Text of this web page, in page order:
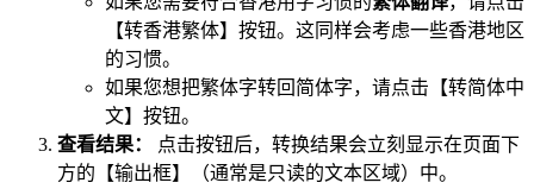
【转香港繁体】按钮。这同样会考虑一些香港地区
的习惯。
如果您想把繁体字转回简体字，请点击【转简体中
文】按钮。
查看结果：
点击按钮后，转换结果会立刻显示在页面下
方的【输出框】（通常是只读的文本区域）中。